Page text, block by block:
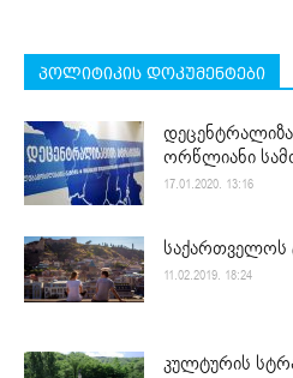
პოლიტიკის დოკუმენტები
ორწლიანი
17.01.2020. 13:16
საქართველოს
11.02.2019. 18:24
კულტურის